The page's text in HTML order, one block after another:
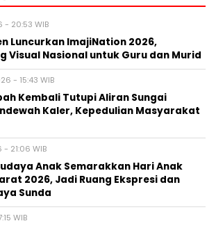
- 20:53 WIB
Luncurkan ImajiNation 2026,
Visual Nasional untuk Guru dan Murid
- 15:43 WIB
Kembali Tutupi Aliran Sungai
Kaler, Kepedulian Masyarakat
21:06 WIB
Anak Semarakkan Hari Anak
2026, Jadi Ruang Ekspresi dan
Sunda
WIB